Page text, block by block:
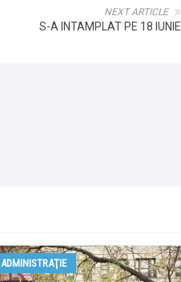
NEXT ARTICLE
S-A INTAMPLAT PE 18 IUNIE
ADMINISTRAŢIE